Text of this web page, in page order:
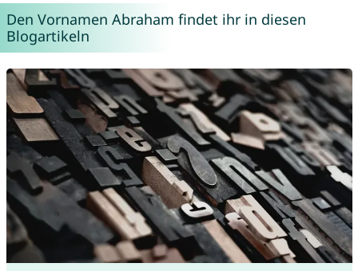
Den Vornamen Abraham findet ihr in diesen
Blogartikeln